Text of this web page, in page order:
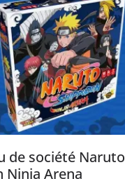
de société Naruto
Ninja Arena